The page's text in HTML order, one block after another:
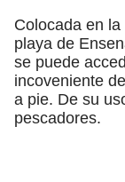
Colocada en
playa de
se puede
incoveniente
a pie. De su
pescadores.